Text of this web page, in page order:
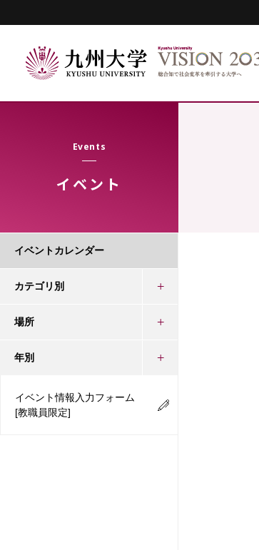
Events
イベント
イベントカレンダー
カテゴリ別
場所
年別
イベント情報入力フォーム
[教職員限定]